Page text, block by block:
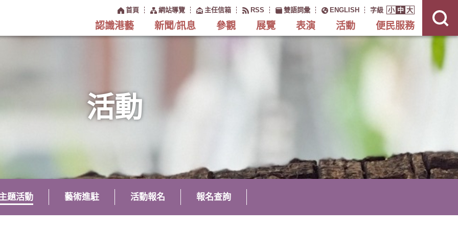
首頁 網站導覽 主任信箱 RSS 雙語詞彙 ENGLISH 字級 小 中 大
認識港藝 新聞/訊息 參觀 展覽 表演 活動 便民服務
網
站
搜
活動
題活動 藝術進駐 活動報名 報名查詢